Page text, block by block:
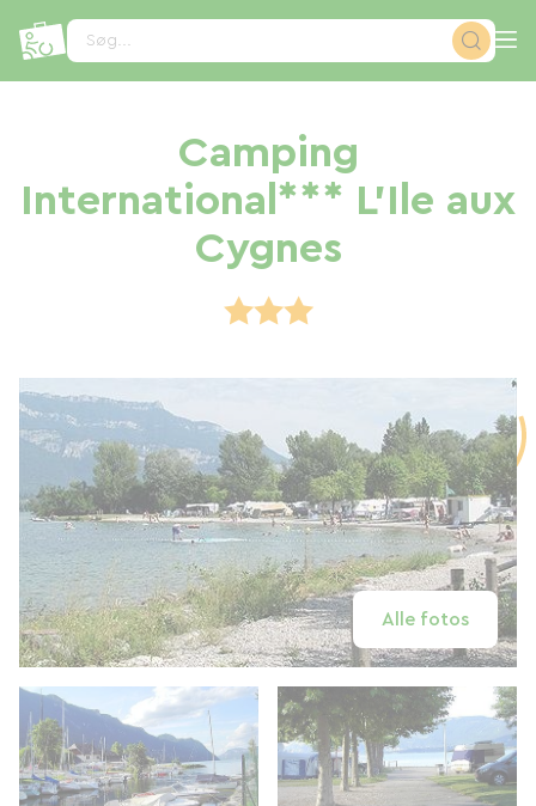
Søg...
Camping
International*** L'Ile aux
Cygnes
Alle fotos
CCookie-styringspanel